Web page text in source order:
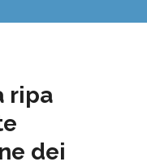
ripa
dei